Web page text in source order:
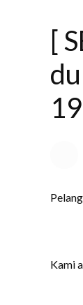
[
Kami